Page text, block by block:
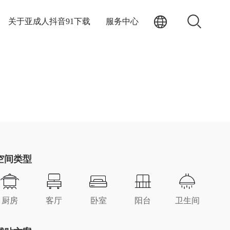
关于亚成人抖音91下载 服务中心
间类型
厨房 客厅 卧室 阳台 卫生间